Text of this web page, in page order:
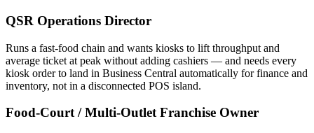
QSR Operations Director
Runs a fast-food chain and wants kiosks to lift throughput and
average ticket at peak without adding cashiers — and needs every
kiosk order to land in Business Central automatically for finance and
inventory, not in a disconnected POS island.
Food-Court / Multi-Outlet Franchise Owner